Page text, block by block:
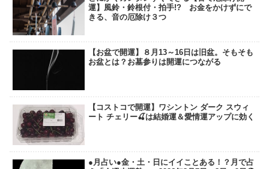
運】風鈴・鈴根付・拍手!? お金をかけずにで
きる、音の厄除け３つ
【お盆で開運】８月13～16日は旧盆。そもそも
お盆とは？お墓参りは開運につながる
【コストコで開運】ワシントン ダーク スウィ
ート チェリー🍒は結婚運＆愛情運アップに効く
●月占い●金・土・日にイイことある！？月で占